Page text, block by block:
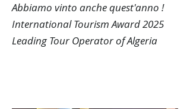
Abbiamo vinto anche quest'anno !
International Tourism Award 2025
Leading Tour Operator of Algeria